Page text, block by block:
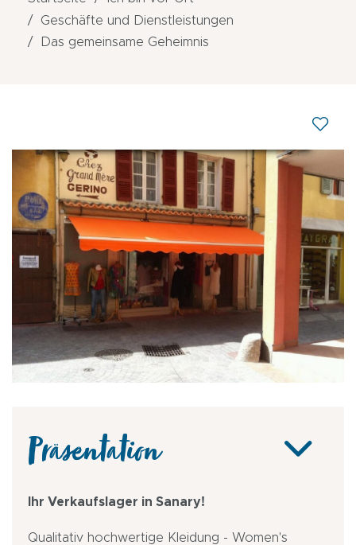
Geschäfte und Dienstleistungen
Das gemeinsame Geheimnis
Präsentation
Ihr Verkaufslager in Sanary!
Qualitativ hochwertige Kleidung - Women's